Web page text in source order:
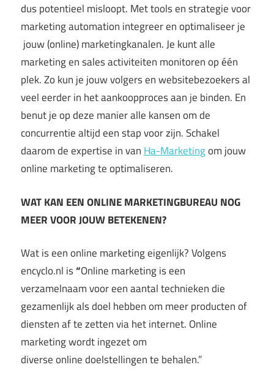
dus potentieel misloopt. Met tools en strategie voor
marketing automation integreer en optimaliseer je
jouw (online) marketingkanalen. Je kunt alle
marketing en sales activiteiten monitoren op één
plek. Zo kun je jouw volgers en websitebezoekers al
veel eerder in het aankoopproces aan je binden. En
benut je op deze manier alle kansen om de
concurrentie altijd een stap voor zijn. Schakel
daarom de expertise in van Ha-Marketingom jouw
online marketing te optimaliseren.
WAT KAN EEN ONLINE MARKETINGBUREAU NOG
MEER VOOR JOUW BETEKENEN?
Wat is een online marketing eigenlijk? Volgens
encyclo.nl is“Online marketing is een
verzamelnaam voor een aantal technieken die
gezamenlijk als doel hebben om meer producten of
diensten af te zetten via het internet. Online
marketing wordt ingezet om
diverse online doelstellingen te behalen.”